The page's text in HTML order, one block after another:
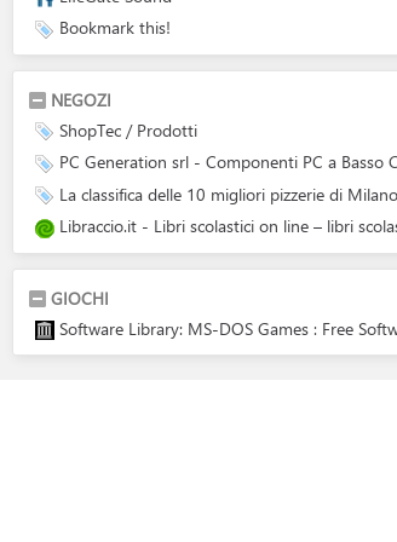
Bookmark this!
NEGOZI
ShopTec / Prodotti
PC Generation srl - Componenti PC a Basso
La classifica delle 10 migliori pizzerie di
Libraccio.it - Libri scolastici on line – libri
GIOCHI
Software Library: MS-DOS Games : Free